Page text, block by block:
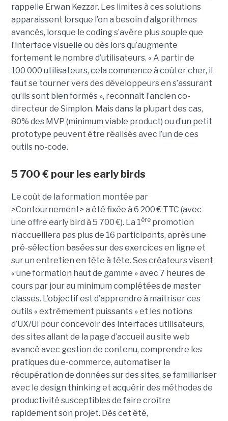
rappelle Erwan Kezzar. Les limites à ces solutions
apparaissent lorsque l’on a besoin d’algorithmes
avancés, lorsque le coding s’avère plus souple que
l’interface visuelle ou dès lors qu’augmente
fortement le nombre d’utilisateurs. « A partir de
100 000 utilisateurs, cela commence à coûter cher, il
faut se tourner vers des développeurs en s’assurant
qu’ils sont bien formés », reconnaît l’ancien co-
directeur de Simplon. Mais dans la plupart des cas,
80% des MVP (minimum viable product) ou d’un petit
prototype peuvent être réalisés avec l’un de ces
outils no-code.
5 700 € pour les early birds
Le coût de la formation montée par
>Contournement> a été fixée à 6 200 € TTC (avec
une offre early bird à 5 700 €). La 1èrepromotion
n’accueillera pas plus de 16 participants, après une
pré-sélection basées sur des exercices en ligne et
sur un entretien en tête à tête. Ses créateurs visent
« une formation haut de gamme » avec 7 heures de
cours par jour au minimum complétées de master
classes. L’objectif est d’apprendre à maîtriser ces
outils « extrêmement puissants » et les notions
d’UX/UI pour concevoir des interfaces utilisateurs,
des sites allant de la page d’accueil au site web
avancé avec gestion de contenu, comprendre les
pratiques du e-commerce, automatiser la
récupération de données sur des sites, se familiariser
avec le design thinking et acquérir des méthodes de
productivité susceptibles de faire croître
rapidement son projet. Dès cet été,